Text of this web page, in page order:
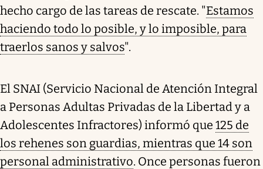
hecho cargo de las tareas de rescate. "Estamos
haciendo todo lo posible, y lo imposible, para
traerlos sanos y salvos".
El SNAI (Servicio Nacional de Atención Integral
a Personas Adultas Privadas de la Libertad y a
Adolescentes Infractores) informó que 125 de
los rehenes son guardias, mientras que 14 son
personal administrativo. Once personas fueron